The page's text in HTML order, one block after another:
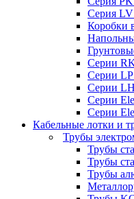
Серия
Коробки
Серии
Серии
Серии
Серии
Серии
Кабельные лотки и
Трубы
Трубы
Трубы
Трубы